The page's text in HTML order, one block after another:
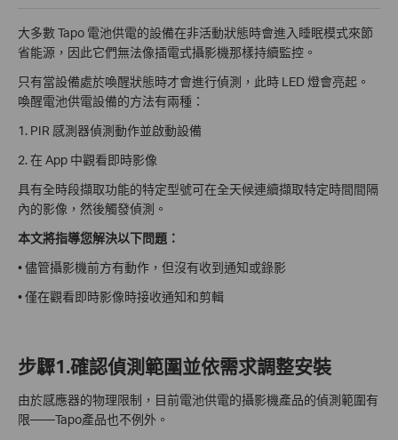
大多數 Tapo 電池供電的設備在非活動狀態時會進入睡眠模式來節
省能源，因此它們無法像插電式攝影機那樣持續監控。
只有當設備處於喚醒狀態時才會進行偵測，此時 LED 燈會亮起。
喚醒電池供電設備的方法有兩種：
1. PIR 感測器偵測動作並啟動設備
2. 在 App 中觀看即時影像
具有全時段擷取功能的特定型號可在全天候連續擷取特定時間間隔
內的影像，然後觸發偵測。
本文將指導您解決以下問題：
• 儘管攝影機前方有動作，但沒有收到通知或錄影
• 僅在觀看即時影像時接收通知和剪輯
步驟1.確認偵測範圍並依需求調整安裝
由於感應器的物理限制，目前電池供電的攝影機產品的偵測範圍有
限——Tapo產品也不例外。